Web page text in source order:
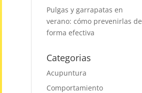
Pulgas y garrapatas en
verano: cómo prevenirlas de
forma efectiva
Categorias
Acupuntura
Comportamiento